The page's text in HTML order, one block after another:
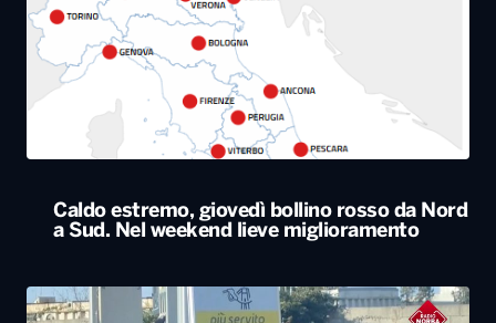
Caldo estremo, giovedì bollino rosso da Nord
a Sud. Nel weekend lieve miglioramento